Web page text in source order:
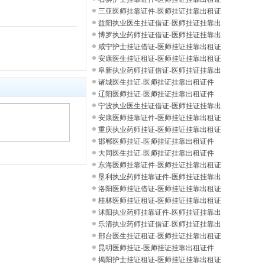
件三亚医师挂靠证件-医师挂证挂靠出租证
件益阳执业医生挂证借证-医师挂证挂靠出
租证博罗执业药师挂证借证-医师挂证挂靠出
租证咸宁护士挂证借证-医师挂证挂靠出租证
件安康医生挂证租证-医师挂证挂靠出租证
件 阜新执业药师挂证借证-医师挂证挂靠出
租证诸城医生挂证-医师挂证挂靠出租证件
辽阳医师挂证-医师挂证挂靠出租证件
宁波执业医生挂证借证-医师挂证挂靠出
租证安康医师挂靠证件-医师挂证挂靠出租证
件重庆执业药师挂证-医师挂证挂靠出租证
件邯郸医师挂证-医师挂证挂靠出租证件
大同医生挂证-医师挂证挂靠出租证件
东海医师挂靠证件-医师挂证挂靠出租证
件 垦利执业药师挂靠证件-医师挂证挂靠出
租证洛阳医师挂证借证-医师挂证挂靠出租证
件桂林医师挂证租证-医师挂证挂靠出租证
件沭阳执业药师挂靠证件-医师挂证挂靠出
租证乐清执业药师挂证借证-医师挂证挂靠出
租证邢台医生挂证租证-医师挂证挂靠出租证
件昆明医师挂证-医师挂证挂靠出租证件
揭阳护士挂证租证-医师挂证挂靠出租证